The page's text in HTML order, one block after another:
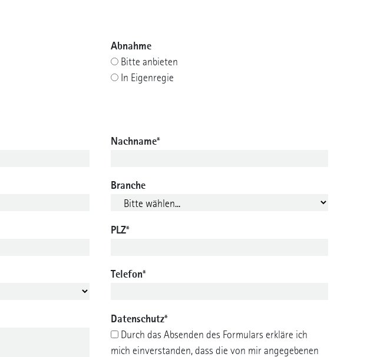
Abnahme
Bitte anbieten
In Eigenregie
Nachname*
Branche
PLZ*
Telefon*
Datenschutz*
mich einverstanden, dass die von mir angegebenen